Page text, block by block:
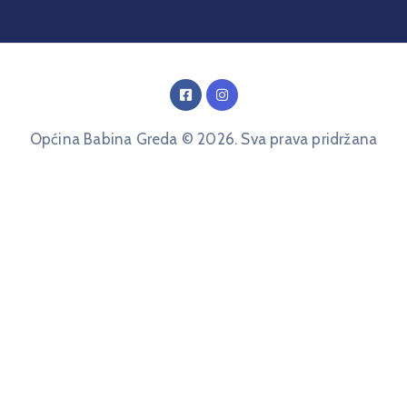
Općina Babina Greda © 2026. Sva prava pridržana